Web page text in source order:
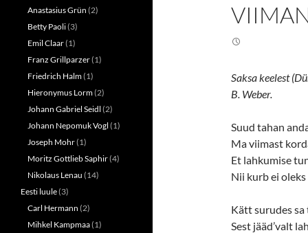
T
(
O
p
e
i
n
e
w
w
i
o
w
)
F
a
k
(
s
n
n
e
w
w
d
o
w
Saksa keelest
B. Weber.
Suud tahan
Ma viimast
Et lahkumise
Nii kurb ei oleks
Kätt surudes
Sest jääd’valt
Anastasius Grün (2)
Betty Paoli(3)
Emil Claar(1)
Franz Grillparzer(1)
Friedrich Halm(1)
Hieronymus Lorm(2)
Johann Gabriel Seidl (2)
Johann Nepomuk Vogl (1)
Joseph Mohr(1)
Moritz Gottlieb Saphir(4)
Nikolaus Lenau (14)
Eesti luule(3)
Carl Hermann (2)
Mihkel Kampmaa(1)